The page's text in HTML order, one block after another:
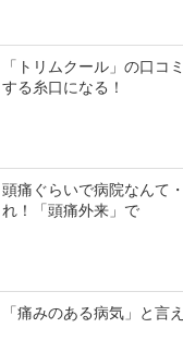
「トリムクール」の口コ
する糸口になる！
頭痛ぐらいで病院なんて
れ！「頭痛外来」で
「痛みのある病気」と言